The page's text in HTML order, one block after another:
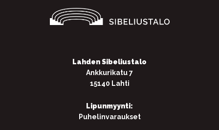
Lahden Sibeliustalo
Ankkurikatu 7
15140 Lahti
Lipunmyynti:
Puhelinvaraukset